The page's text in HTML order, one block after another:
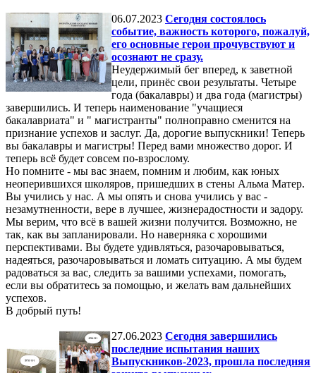
06.07.2023 Сегодня состоялось
событие, важность которого, пожалуй,
его основные герои прочувствуют и
осознают не сразу.
Неудержимый бег вперед, к заветной
цели, принёс свои результаты. Четыре
года (бакалавры) и два года (магистры)
завершились. И теперь наименование "учащиеся
бакалавриата" и " магистранты" полноправно сменится на
признание успехов и заслуг. Да, дорогие выпускники! Теперь
вы бакалавры и магистры! Перед вами множество дорог. И
теперь всё будет совсем по-взрослому.
Но помните - мы вас знаем, помним и любим, как юных
неоперившихся школяров, пришедших в стены Альма Матер.
Вы учились у нас. А мы опять и снова учились у вас -
незамутненности, вере в лучшее, жизнерадостности и задору.
Мы верим, что всё в вашей жизни получится. Возможно, не
так, как вы запланировали. Но наверняка с хорошими
перспективами. Вы будете удивляться, разочаровываться,
надеяться, разочаровываться и ломать ситуацию. А мы будем
радоваться за вас, следить за вашими успехами, помогать,
если вы обратитесь за помощью, и желать вам дальнейших
успехов.
В добрый путь!
27.06.2023 Сегодня завершились
последние испытания наших
Выпускников-2023, прошла последняя